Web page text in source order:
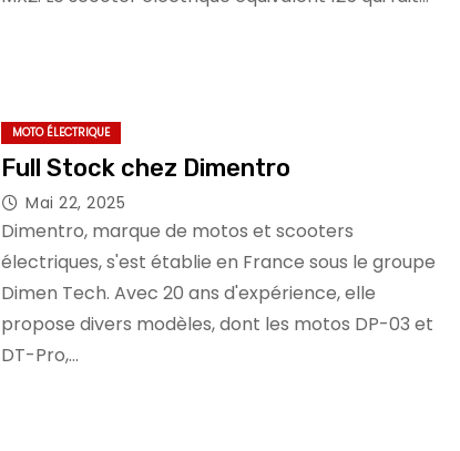
MOTO ÉLECTRIQUE
Full Stock chez Dimentro
Mai 22, 2025
Dimentro, marque de motos et scooters
électriques, s'est établie en France sous le groupe
Dimen Tech. Avec 20 ans d'expérience, elle
propose divers modèles, dont les motos DP-03 et
DT-Pro,…